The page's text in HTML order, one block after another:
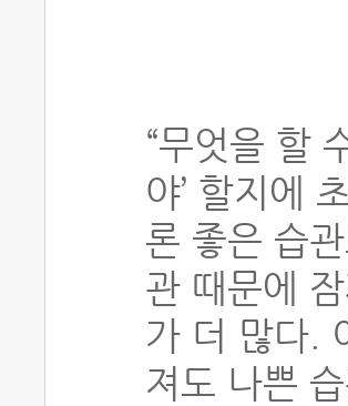
“무엇을 할
야’ 할지에
론 좋은 습
관 때문에
가 더 많다.
져도 나쁜